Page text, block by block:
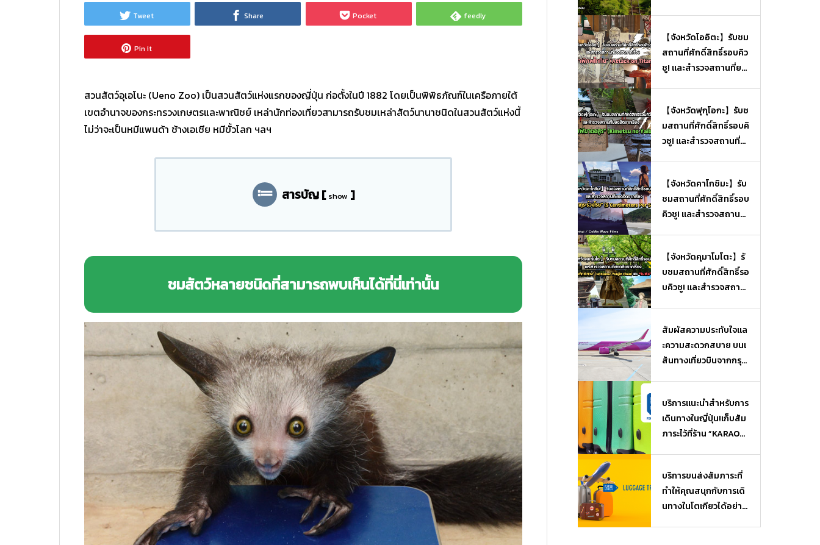
Tweet Share Pocket feedly
Pin it
สวนสัตว์อุเอโนะ (Ueno Zoo) เป็นสวนสัตว์แห่งแรกของญี่ปุ่น ก่อตั้งในปี 1882 โดยเป็นพิพิธภัณฑ์ในเครือภายใต้
เขตอำนาจของกระทรวงเกษตรและพาณิชย์ เหล่านักท่องเที่ยวสามารถรับชมเหล่าสัตว์นานาชนิดในสวนสัตว์แห่งนี้
ไม่ว่าจะเป็นหมีแพนด้า ช้างเอเชีย หมีขั้วโลก ฯลฯ
สารบัญ[ show ]
ชมสัตว์หลายชนิดที่สามารถพบเห็นได้ที่นี่เท่านั้น
【จังหวัดโออิตะ】รับชม
สถานที่ศักดิ์สิทธิ์รอบคิว
ชู! และสำรวจสถานที่ยอ
n)【จังหวัดฟุกุโอกะ】รับช
มสถานที่ศักดิ์สิทธิ์รอบคิ
วชู! และสำรวจสถานที่ย
Yaiba)
【จังหวัดคาโกชิมะ】รับ
ชมสถานที่ศักดิ์สิทธิ์รอบ
คิวชู! และสำรวจสถานที่
meters Per Second)
【จังหวัดคุมาโมโตะ】รั
บชมสถานที่ศักดิ์สิทธิ์รอ
บคิวชู! และสำรวจสถาน
atsume Yuujin Chou)
และ “วันพีซ” (One Piec
e)
สัมผัสความประทับใจแล
ะความสะดวกสบาย บนเ
ส้นทางเที่ยวบินจากกรุงเ
บริการแนะนำสำหรับการ
เดินทางในญี่ปุ่น!เก็บสัม
ภาระไว้ที่ร้าน ”KARAOK
ต้องหิ้วของ♪ บริการฝา
กสัมภาระ Luggage Sto
rage
บริการขนส่งสัมภาระที่
ทำให้คุณสนุกกับการเดิ
นทางในโตเกียวได้อย่างเ